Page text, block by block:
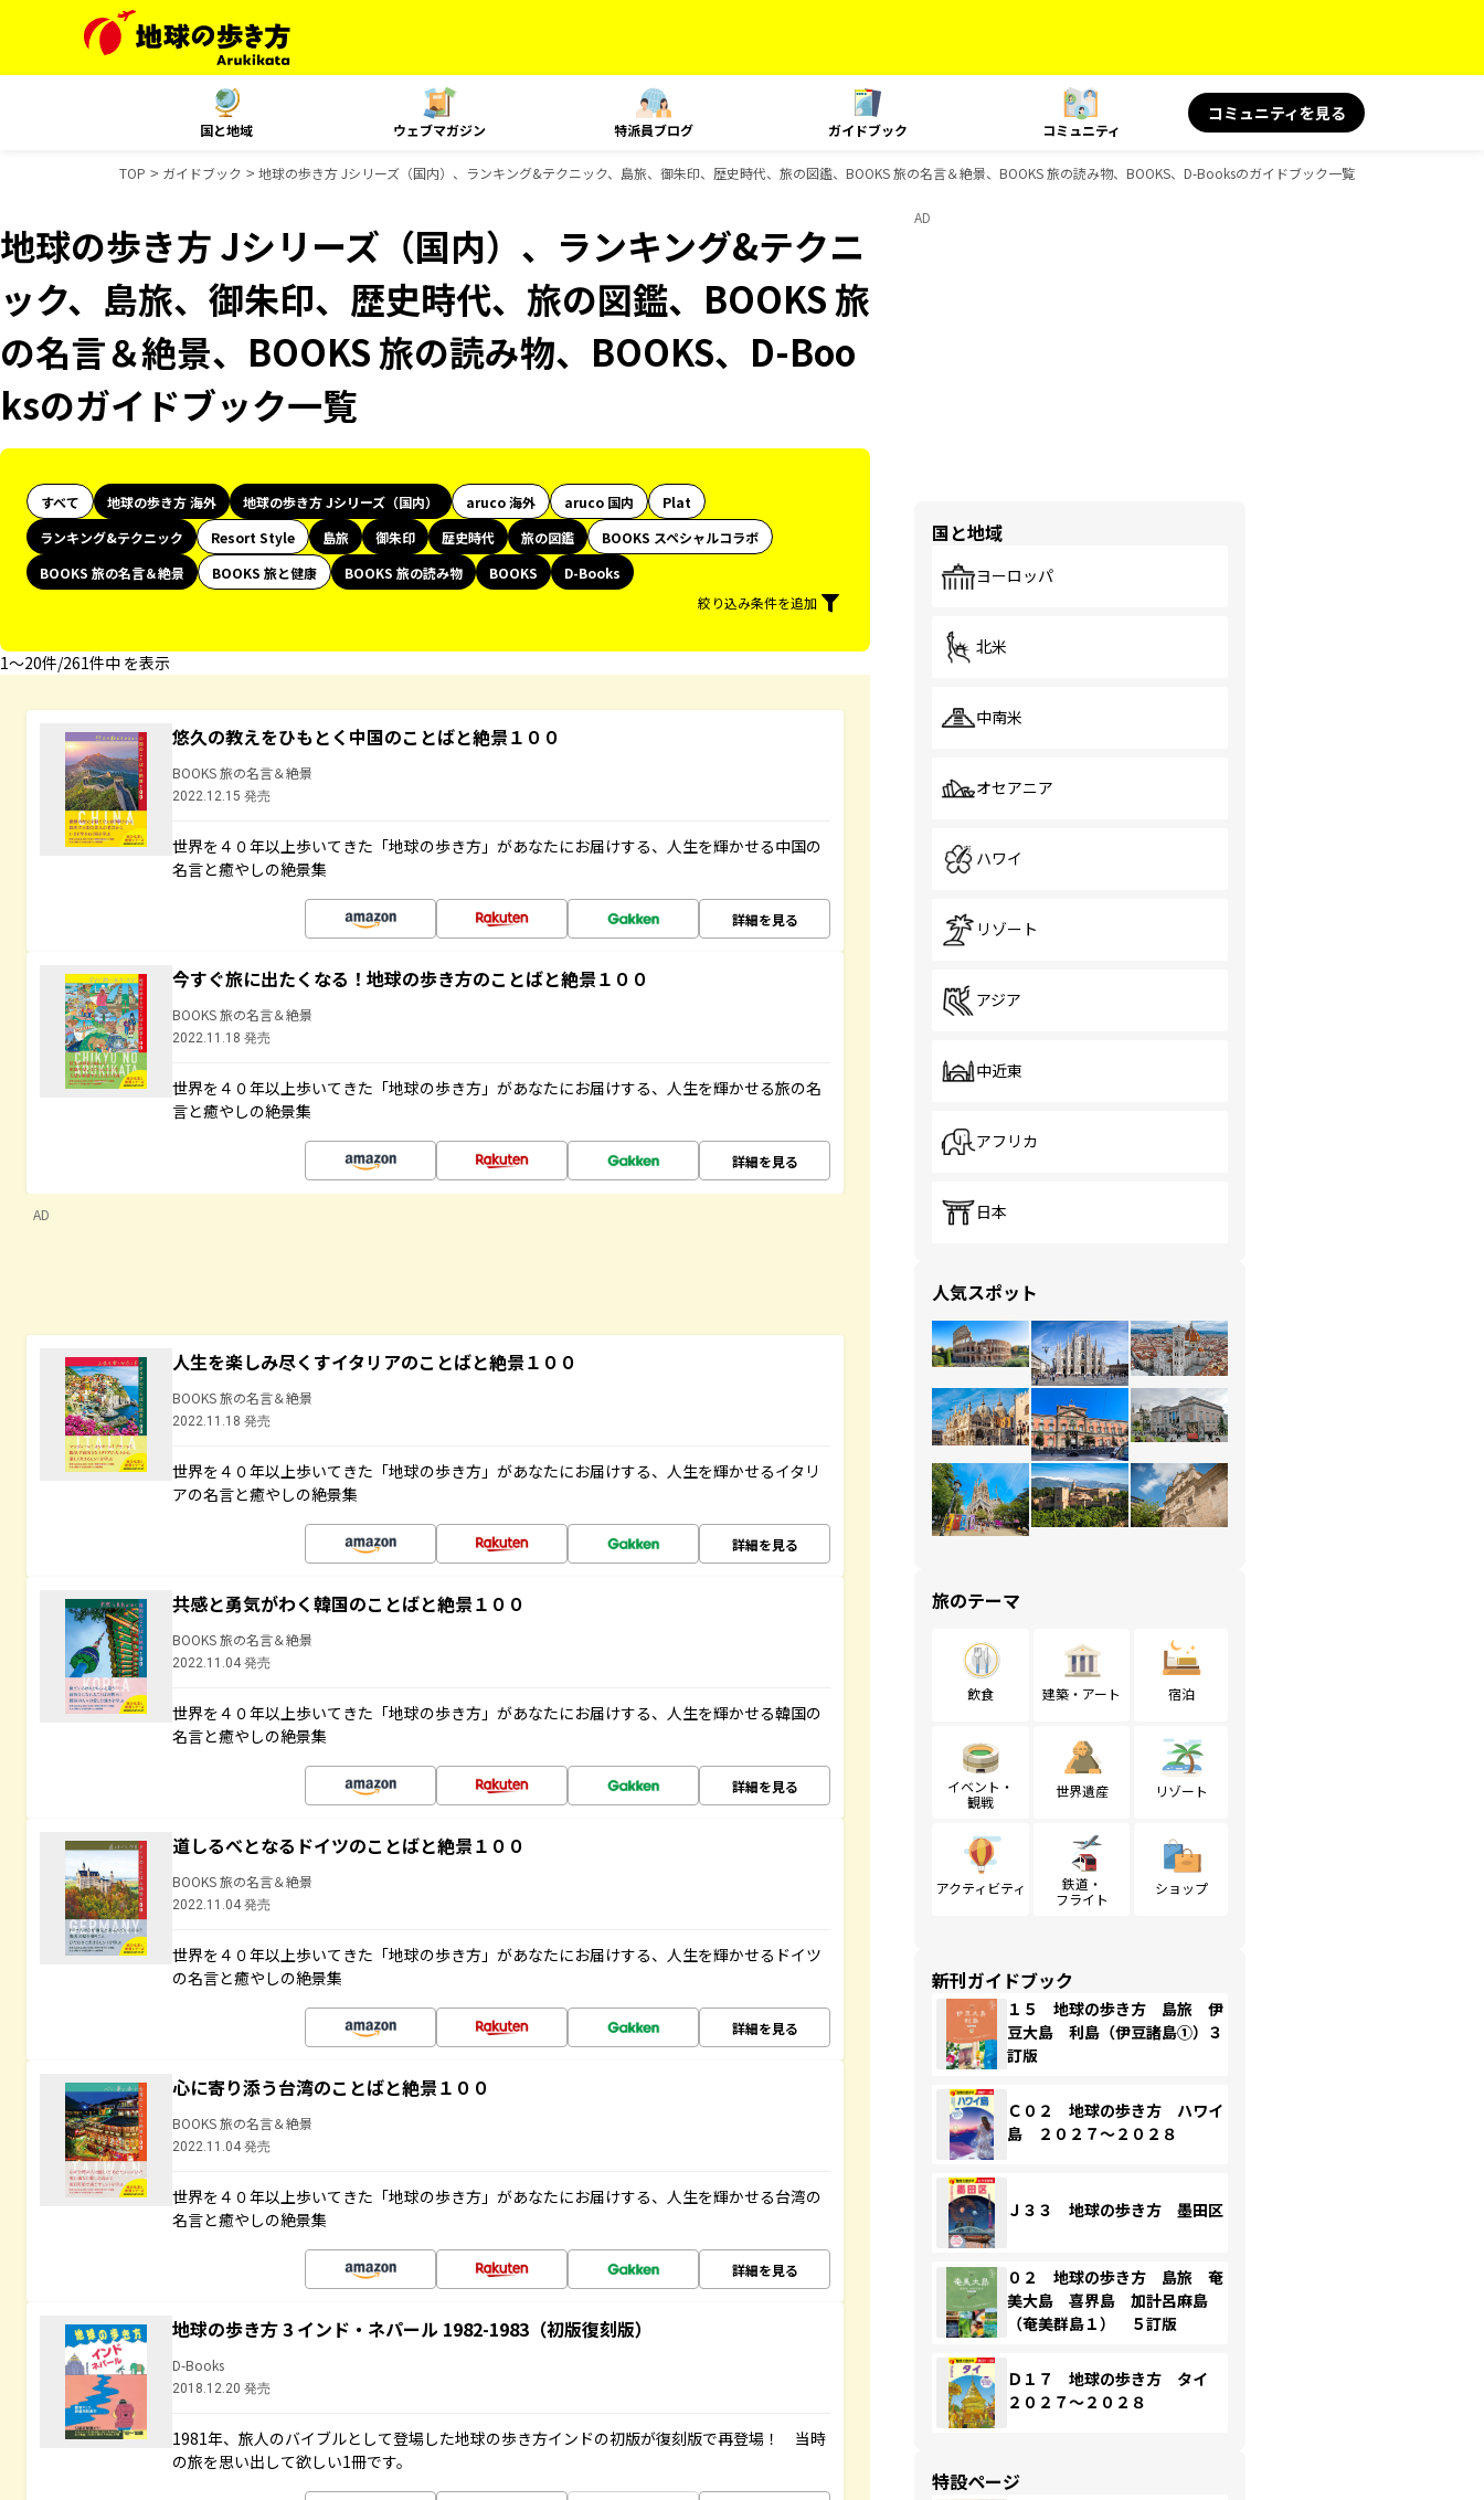
国と地域 ウェブマガジン 特派員ブログ ガイドブック コミュニティ
コミュニティを見る
TOP ガイドブック 地球の歩き方 Jシリーズ（国内）、ランキング&テクニック、島旅、御朱印、歴史時代、旅の図鑑、BOOKS 旅の名言＆絶景、BOOKS 旅の読み物、BOOKS、D-Booksのガイドブック一覧
地球の歩き方 Jシリーズ（国内）、ランキング&テクニ
ック、島旅、御朱印、歴史時代、旅の図鑑、BOOKS 旅
の名言＆絶景、BOOKS 旅の読み物、BOOKS、D-Boo
ksのガイドブック一覧
すべて 地球の歩き方 海外 地球の歩き方 Jシリーズ（国内） aruco 海外 aruco 国内
Plat
ランキング&テクニック
Resort Style 島旅 御朱印 歴史時代 旅の図鑑
BOOKS スペシャルコラボ
BOOKS 旅の名言＆絶景
BOOKS 旅と健康 BOOKS 旅の読み物 BOOKS
D-Books
絞り込み条件を追加
1〜20件/261件中 を表示
悠久の教えをひもとく中国のことばと絶景１００
BOOKS 旅の名言＆絶景
2022.12.15 発売
世界を４０年以上歩いてきた「地球の歩き方」があなたにお届けする、人生を輝かせる中国の
名言と癒やしの絶景集
詳細を見る
今すぐ旅に出たくなる！地球の歩き方のことばと絶景１００
BOOKS 旅の名言＆絶景
2022.11.18 発売
世界を４０年以上歩いてきた「地球の歩き方」があなたにお届けする、人生を輝かせる旅の名
言と癒やしの絶景集
詳細を見る
AD
人生を楽しみ尽くすイタリアのことばと絶景１００
BOOKS 旅の名言＆絶景
2022.11.18 発売
世界を４０年以上歩いてきた「地球の歩き方」があなたにお届けする、人生を輝かせるイタリ
アの名言と癒やしの絶景集
詳細を見る
共感と勇気がわく韓国のことばと絶景１００
BOOKS 旅の名言＆絶景
2022.11.04 発売
世界を４０年以上歩いてきた「地球の歩き方」があなたにお届けする、人生を輝かせる韓国の
名言と癒やしの絶景集
詳細を見る
道しるべとなるドイツのことばと絶景１００
BOOKS 旅の名言＆絶景
2022.11.04 発売
世界を４０年以上歩いてきた「地球の歩き方」があなたにお届けする、人生を輝かせるドイツ
の名言と癒やしの絶景集
詳細を見る
心に寄り添う台湾のことばと絶景１００
BOOKS 旅の名言＆絶景
2022.11.04 発売
世界を４０年以上歩いてきた「地球の歩き方」があなたにお届けする、人生を輝かせる台湾の
名言と癒やしの絶景集
詳細を見る
地球の歩き方 3 インド・ネパール 1982-1983（初版復刻版）
D-Books
2018.12.20 発売
1981年、旅人のバイブルとして登場した地球の歩き方インドの初版が復刻版で再登場！ 当時
の旅を思い出して欲しい1冊です。
AD
国と地域
ヨーロッパ
北米
中南米
オセアニア
ハワイ
リゾート
アジア
中近東
アフリカ
日本
人気スポット
旅のテーマ
飲食 建築・アート 宿泊
イベント・
観戦
世界遺産 リゾート
アクティビティ
鉄道・
フライト
ショップ
新刊ガイドブック
１５ 地球の歩き方 島旅 伊
豆大島 利島（伊豆諸島①）３
訂版
Ｃ０２ 地球の歩き方 ハワイ
島 ２０２７～２０２８
Ｊ３３ 地球の歩き方 墨田区
０２ 地球の歩き方 島旅 奄
美大島 喜界島 加計呂麻島
（奄美群島１） ５訂版
Ｄ１７ 地球の歩き方 タイ
２０２７～２０２８
特設ページ